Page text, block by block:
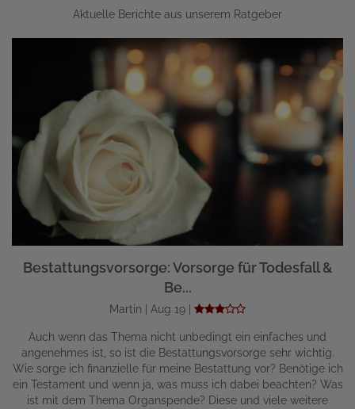
Aktuelle Berichte aus unserem Ratgeber
Bestattungsvorsorge: Vorsorge für Todesfall &
Be...
Martin | Aug 19 |
Auch wenn das Thema nicht unbedingt ein einfaches und
angenehmes ist, so ist die Bestattungsvorsorge sehr wichtig.
Wie sorge ich finanzielle für meine Bestattung vor? Benötige ich
ein Testament und wenn ja, was muss ich dabei beachten? Was
ist mit dem Thema Organspende? Diese und viele weitere